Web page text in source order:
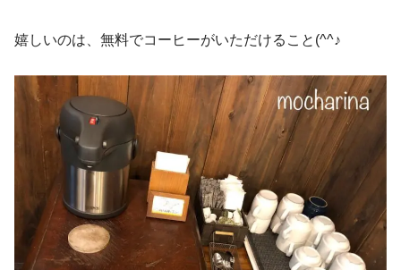
嬉しいのは、無料でコーヒーがいただけること(^^♪